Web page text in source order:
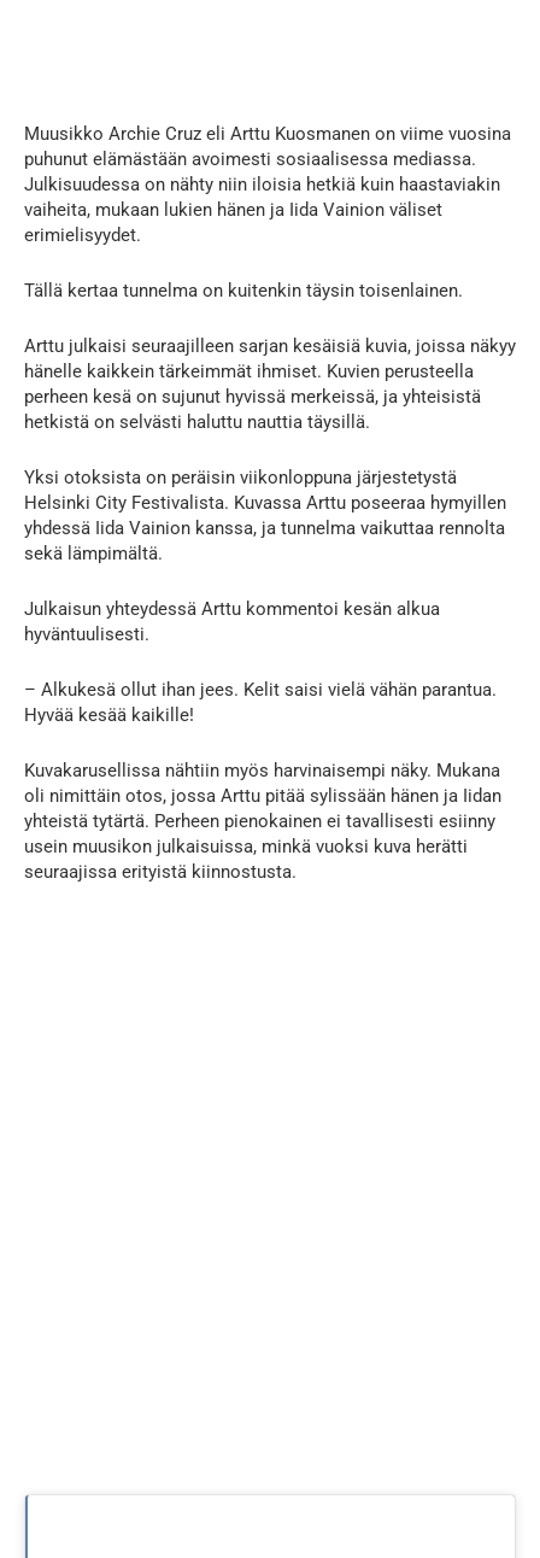
Muusikko Archie Cruz eli Arttu Kuosmanen on viime vuosina
puhunut elämästään avoimesti sosiaalisessa mediassa.
Julkisuudessa on nähty niin iloisia hetkiä kuin haastaviakin
vaiheita, mukaan lukien hänen ja Iida Vainion väliset
erimielisyydet.
Tällä kertaa tunnelma on kuitenkin täysin toisenlainen.
Arttu julkaisi seuraajilleen sarjan kesäisiä kuvia, joissa näkyy
hänelle kaikkein tärkeimmät ihmiset. Kuvien perusteella
perheen kesä on sujunut hyvissä merkeissä, ja yhteisistä
hetkistä on selvästi haluttu nauttia täysillä.
Yksi otoksista on peräisin viikonloppuna järjestetystä
Helsinki City Festivalista. Kuvassa Arttu poseeraa hymyillen
yhdessä Iida Vainion kanssa, ja tunnelma vaikuttaa rennolta
sekä lämpimältä.
Julkaisun yhteydessä Arttu kommentoi kesän alkua
hyväntuulisesti.
– Alkukesä ollut ihan jees. Kelit saisi vielä vähän parantua.
Hyvää kesää kaikille!
Kuvakarusellissa nähtiin myös harvinaisempi näky. Mukana
oli nimittäin otos, jossa Arttu pitää sylissään hänen ja Iidan
yhteistä tytärtä. Perheen pienokainen ei tavallisesti esiinny
usein muusikon julkaisuissa, minkä vuoksi kuva herätti
seuraajissa erityistä kiinnostusta.